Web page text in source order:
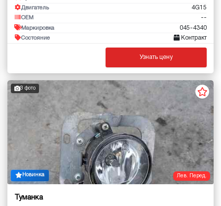
Двигатель 4G15
OEM --
Маркировка 045-4340
Состояние Контракт
Узнать цену
Лев. Перед.
3 фото
Новинка
Туманка